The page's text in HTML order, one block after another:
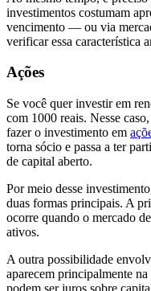
investimentos costumam
vencimento — ou via
verificar essa característica
Ações
Se você quer investir em
com 1000 reais. Nesse
fazer o investimento em
torna sócio e passa a ter
de capital aberto.
Por meio desse
duas formas principais. A
ocorre quando o mercado
ativos.
A outra possibilidade
aparecem principalmente
podem ser juros sobre